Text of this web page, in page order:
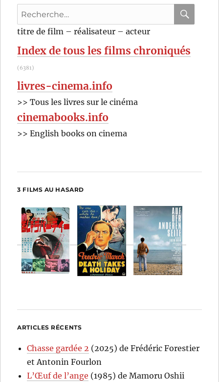
Recherche
pour
:
titre de film – réalisateur – acteur
Index de tous les films chroniqués
(6381)
livres-cinema.info
>> Tous les livres sur le cinéma
cinemabooks.info
>> English books on cinema
3 FILMS AU HASARD
ARTICLES RÉCENTS
Chasse gardée 2 (2025) de Frédéric Forestier
et Antonin Fourlon
L’Œuf de l’ange (1985) de Mamoru Oshii